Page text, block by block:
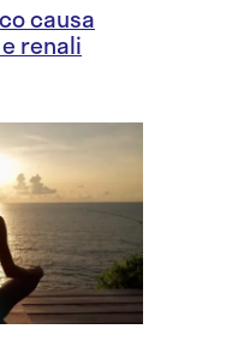
causa
renali